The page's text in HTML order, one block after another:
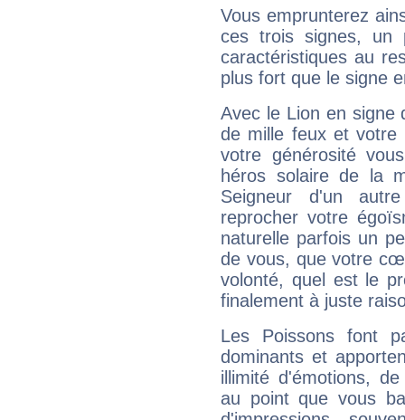
Vous emprunterez
ces trois signes, un
caractéristiques au
plus fort que le signe
Avec le Lion en signe
de mille feux et votre
votre générosité
héros solaire de la
Seigneur d'un
reprocher votre
naturelle parfois un
de vous, que votre
volonté, quel est le
finalement à juste
Les Poissons font
dominants et
illimité d'émotions,
au point que vous